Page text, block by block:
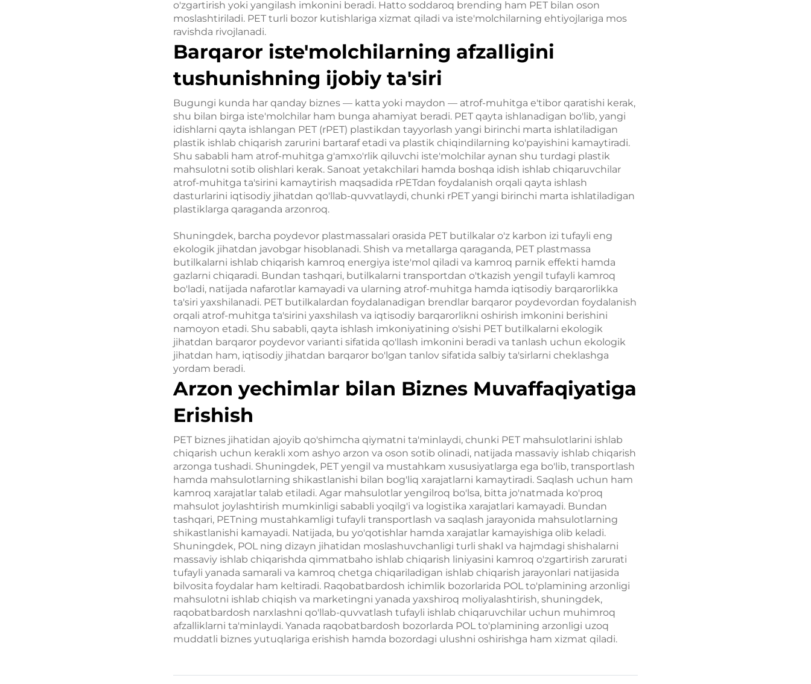
o'zgartirish yoki yangilash imkonini beradi. Hatto soddaroq brending ham PET bilan oson
moslashtiriladi. PET turli bozor kutishlariga xizmat qiladi va iste'molchilarning ehtiyojlariga mos
ravishda rivojlanadi.
Barqaror iste'molchilarning afzalligini
tushunishning ijobiy ta'siri
Bugungi kunda har qanday biznes — katta yoki maydon — atrof-muhitga e'tibor qaratishi kerak,
shu bilan birga iste'molchilar ham bunga ahamiyat beradi. PET qayta ishlanadigan bo'lib, yangi
idishlarni qayta ishlangan PET (rPET) plastikdan tayyorlash yangi birinchi marta ishlatiladigan
plastik ishlab chiqarish zarurini bartaraf etadi va plastik chiqindilarning ko'payishini kamaytiradi.
Shu sababli ham atrof-muhitga g'amxo'rlik qiluvchi iste'molchilar aynan shu turdagi plastik
mahsulotni sotib olishlari kerak. Sanoat yetakchilari hamda boshqa idish ishlab chiqaruvchilar
atrof-muhitga ta'sirini kamaytirish maqsadida rPETdan foydalanish orqali qayta ishlash
dasturlarini iqtisodiy jihatdan qo'llab-quvvatlaydi, chunki rPET yangi birinchi marta ishlatiladigan
plastiklarga qaraganda arzonroq.
Shuningdek, barcha poydevor plastmassalari orasida PET butilkalar o'z karbon izi tufayli eng
ekologik jihatdan javobgar hisoblanadi. Shish va metallarga qaraganda, PET plastmassa
butilkalarni ishlab chiqarish kamroq energiya iste'mol qiladi va kamroq parnik effekti hamda
gazlarni chiqaradi. Bundan tashqari, butilkalarni transportdan o'tkazish yengil tufayli kamroq
bo'ladi, natijada nafarotlar kamayadi va ularning atrof-muhitga hamda iqtisodiy barqarorlikka
ta'siri yaxshilanadi. PET butilkalardan foydalanadigan brendlar barqaror poydevordan foydalanish
orqali atrof-muhitga ta'sirini yaxshilash va iqtisodiy barqarorlikni oshirish imkonini berishini
namoyon etadi. Shu sababli, qayta ishlash imkoniyatining o'sishi PET butilkalarni ekologik
jihatdan barqaror poydevor varianti sifatida qo'llash imkonini beradi va tanlash uchun ekologik
jihatdan ham, iqtisodiy jihatdan barqaror bo'lgan tanlov sifatida salbiy ta'sirlarni cheklashga
yordam beradi.
Arzon yechimlar bilan Biznes Muvaffaqiyatiga
Erishish
PET biznes jihatidan ajoyib qo'shimcha qiymatni ta'minlaydi, chunki PET mahsulotlarini ishlab
chiqarish uchun kerakli xom ashyo arzon va oson sotib olinadi, natijada massaviy ishlab chiqarish
arzonga tushadi. Shuningdek, PET yengil va mustahkam xususiyatlarga ega bo'lib, transportlash
hamda mahsulotlarning shikastlanishi bilan bog'liq xarajatlarni kamaytiradi. Saqlash uchun ham
kamroq xarajatlar talab etiladi. Agar mahsulotlar yengilroq bo'lsa, bitta jo'natmada ko'proq
mahsulot joylashtirish mumkinligi sababli yoqilg'i va logistika xarajatlari kamayadi. Bundan
tashqari, PETning mustahkamligi tufayli transportlash va saqlash jarayonida mahsulotlarning
shikastlanishi kamayadi. Natijada, bu yo'qotishlar hamda xarajatlar kamayishiga olib keladi.
Shuningdek, POL ning dizayn jihatidan moslashuvchanligi turli shakl va hajmdagi shishalarni
massaviy ishlab chiqarishda qimmatbaho ishlab chiqarish liniyasini kamroq o'zgartirish zarurati
tufayli yanada samarali va kamroq chetga chiqariladigan ishlab chiqarish jarayonlari natijasida
bilvosita foydalar ham keltiradi. Raqobatbardosh ichimlik bozorlarida POL to'plamining arzonligi
mahsulotni ishlab chiqish va marketingni yanada yaxshiroq moliyalashtirish, shuningdek,
raqobatbardosh narxlashni qo'llab-quvvatlash tufayli ishlab chiqaruvchilar uchun muhimroq
afzalliklarni ta'minlaydi. Yanada raqobatbardosh bozorlarda POL to'plamining arzonligi uzoq
muddatli biznes yutuqlariga erishish hamda bozordagi ulushni oshirishga ham xizmat qiladi.